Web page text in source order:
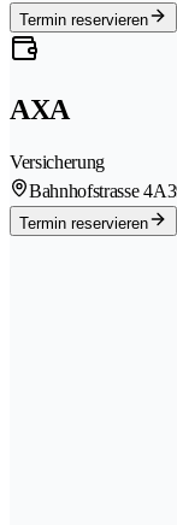
Termin reservieren
AXA
Versicherung
Bahnhofstrasse 4A
Termin reservieren